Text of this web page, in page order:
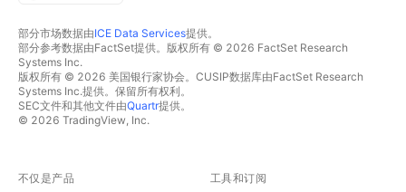
部分市场数据由ICE Data Services提供。
部分参考数据由FactSet提供。版权所有 © 2026 FactSet Research
Systems Inc.
版权所有 © 2026 美国银行家协会。CUSIP数据库由FactSet Research
Systems Inc.提供。保留所有权利。
SEC文件和其他文件由Quartr提供。
© 2026 TradingView, Inc.
不仅是产品 工具和订阅